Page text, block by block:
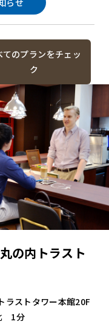
てのプランをチェッ
ク
の内トラスト
ラストタワー本館20F
1分